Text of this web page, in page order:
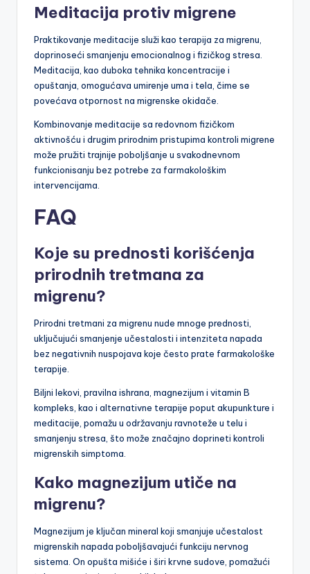
Meditacija protiv migrene
Praktikovanje meditacije služi kao terapija za migrenu,
doprinoseći smanjenju emocionalnog i fizičkog stresa.
Meditacija, kao duboka tehnika koncentracije i
opuštanja, omogućava umirenje uma i tela, čime se
povećava otpornost na migrenske okidače.
Kombinovanje meditacije sa redovnom fizičkom
aktivnošću i drugim prirodnim pristupima kontroli migrene
može pružiti trajnije poboljšanje u svakodnevnom
funkcionisanju bez potrebe za farmakološkim
intervencijama.
FAQ
Koje su prednosti korišćenja
prirodnih tretmana za
migrenu?
Prirodni tretmani za migrenu nude mnoge prednosti,
uključujući smanjenje učestalosti i intenziteta napada
bez negativnih nuspojava koje često prate farmakološke
terapije.
Biljni lekovi, pravilna ishrana, magnezijum i vitamin B
kompleks, kao i alternativne terapije poput akupunkture i
meditacije, pomažu u održavanju ravnoteže u telu i
smanjenju stresa, što može značajno doprineti kontroli
migrenskih simptoma.
Kako magnezijum utiče na
migrenu?
Magnezijum je ključan mineral koji smanjuje učestalost
migrenskih napada poboljšavajući funkciju nervnog
sistema. On opušta mišiće i širi krvne sudove, pomažući